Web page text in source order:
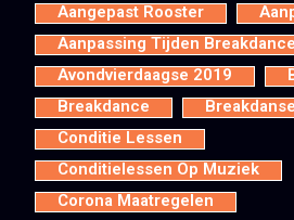
Aangepast Rooster
Aanpassing Tijden
Avondvierdaagse 2019
Breakdance
Conditie Lessen
Conditielessen Op Muziek
Corona Maatregelen